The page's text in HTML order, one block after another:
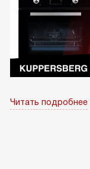
Читать подробнее